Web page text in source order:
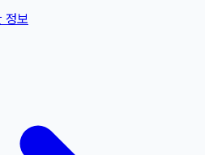
정보